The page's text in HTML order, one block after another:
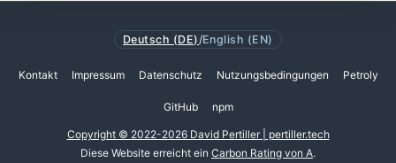
Deutsch (DE) /English (EN)
Kontakt Impressum Datenschutz Nutzungsbedingungen Petroly
GitHub npm
Copyright © 2022-2026 David Pertiller | pertiller.tech
Diese Website erreicht ein Carbon Rating von A.